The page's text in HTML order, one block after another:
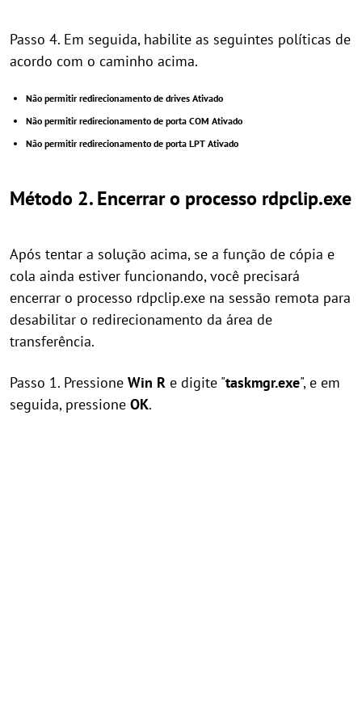
Passo 4. Em seguida, habilite as seguintes políticas de
acordo com o caminho acima.
Não permitir redirecionamento de drives Ativado
Não permitir redirecionamento de porta COM Ativado
Não permitir redirecionamento de porta LPT Ativado
Método 2. Encerrar o processo rdpclip.exe
Após tentar a solução acima, se a função de cópia e
cola ainda estiver funcionando, você precisará
encerrar o processo rdpclip.exe na sessão remota para
desabilitar o redirecionamento da área de
transferência.
Passo 1. Pressione Win R e digite "taskmgr.exe", e em
seguida, pressione OK.